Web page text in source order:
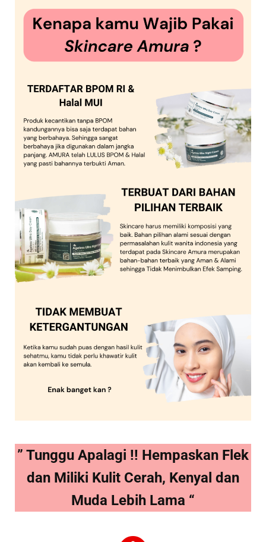
” Tunggu Apalagi !! Hempaskan Flek
dan Miliki Kulit Cerah, Kenyal dan
Muda Lebih Lama “